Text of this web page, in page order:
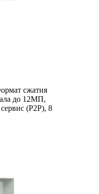
сжатия
до 12МП,
(P2P), 8